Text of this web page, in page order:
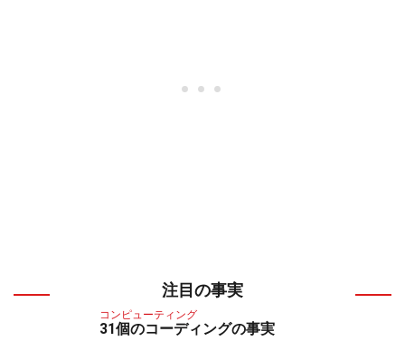
注目の事実
コンピューティング
31個のコーディングの事実